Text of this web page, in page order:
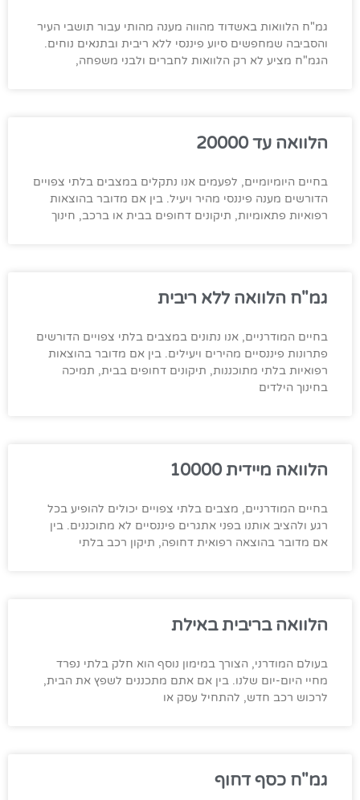
גמ"ח הלוואות באשדוד מהווה מענה מהותי עבור תושבי העיר
והסביבה שמחפשים סיוע פיננסי ללא ריבית ובתנאים נוחים.
הגמ"ח מציע לא רק הלוואות לחברים ולבני משפחה,
הלוואה עד 20000
בחיים היומיומיים, לפעמים אנו נתקלים במצבים בלתי צפויים
הדורשים מענה פיננסי מהיר ויעיל. בין אם מדובר בהוצאות
רפואיות פתאומיות, תיקונים דחופים בבית או ברכב, חינוך
גמ"ח הלוואה ללא ריבית
בחיים המודרניים, אנו נתונים במצבים בלתי צפויים הדורשים
פתרונות פיננסיים מהירים ויעילים. בין אם מדובר בהוצאות
רפואיות בלתי מתוכננות, תיקונים דחופים בבית, תמיכה
בחינוך הילדים
הלוואה מיידית 10000
בחיים המודרניים, מצבים בלתי צפויים יכולים להופיע בכל
רגע ולהציב אותנו בפני אתגרים פיננסיים לא מתוכננים. בין
אם מדובר בהוצאה רפואית דחופה, תיקון רכב בלתי
הלוואה בריבית באילת
בעולם המודרני, הצורך במימון נוסף הוא חלק בלתי נפרד
מחיי היום-יום שלנו. בין אם אתם מתכננים לשפץ את הבית,
לרכוש רכב חדש, להתחיל עסק או
גמ"ח כסף דחוף